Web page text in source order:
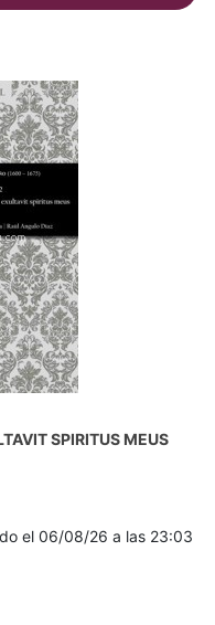
SPIRITUS MEUS
el 06/08/26 a las 23:03